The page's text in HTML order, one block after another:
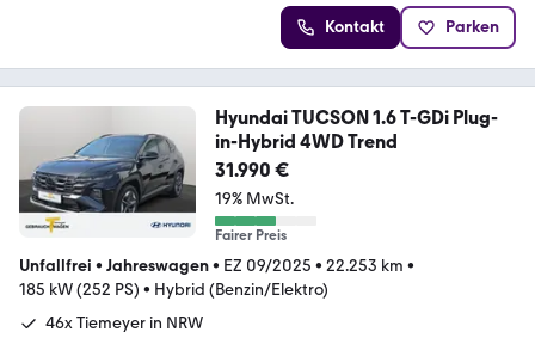
Kontakt Parken
Hyundai TUCSON 1.6 T-GDi Plug-
in-Hybrid 4WD Trend
31.990 €
19% MwSt.
Fairer Preis
Unfallfrei • Jahreswagen• EZ 09/2025 • 22.253 km •
185 kW (252 PS) • Hybrid (Benzin/Elektro)
46x Tiemeyer in NRW